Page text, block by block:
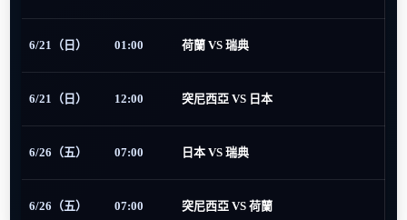
6/21（日） 01:00 荷蘭 VS 瑞典
6/21（日） 12:00 突尼西亞 VS 日本
6/26（五） 07:00 日本 VS 瑞典
6/26（五） 07:00 突尼西亞 VS 荷蘭